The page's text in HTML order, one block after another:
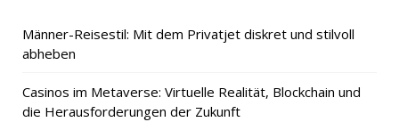
Männer-Reisestil: Mit dem Privatjet diskret und stilvoll
abheben
Casinos im Metaverse: Virtuelle Realität, Blockchain und
die Herausforderungen der Zukunft